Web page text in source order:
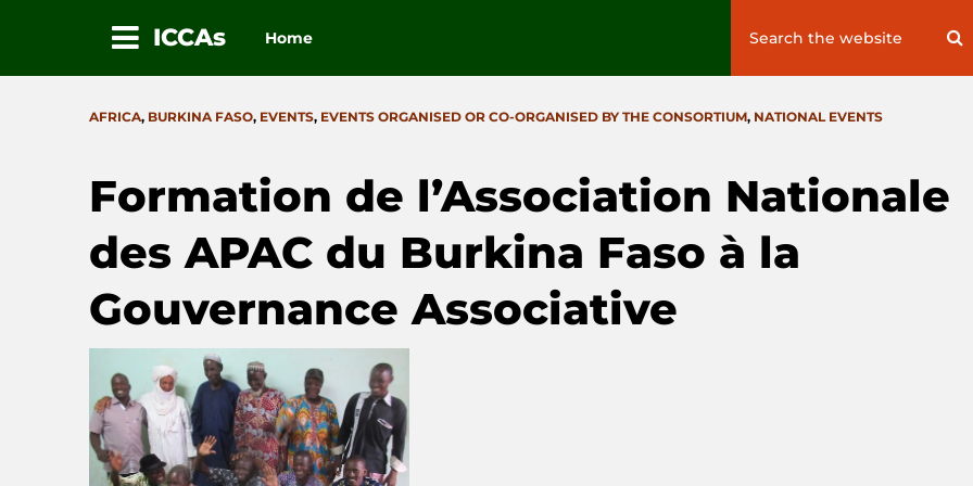
ICCAs Home
Search
CATEGORIES
AFRICA, BURKINA FASO, EVENTS, EVENTS ORGANISED OR CO-ORGANISED BY THE CONSORTIUM, NATIONAL EVENTS
Formation de l’Association Nationale
des APAC du Burkina Faso à la
Gouvernance Associative